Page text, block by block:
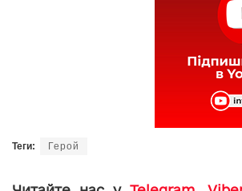
Теги: Герой